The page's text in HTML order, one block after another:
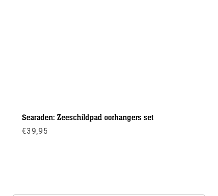
Searaden: Zeeschildpad oorhangers set
€39,95